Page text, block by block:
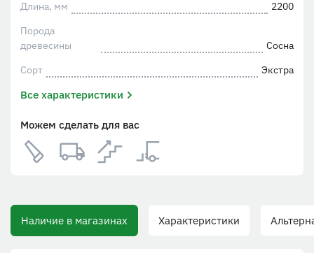
Длина, мм
2200
Порода
древесины
Сосна
Сорт
Экстра
Все характеристики
Можем сделать для вас
Наличие в магазинах Характеристики